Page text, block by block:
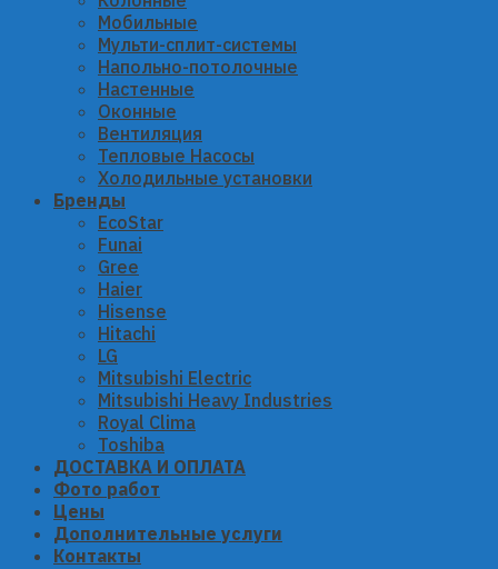
Мобильные
Мульти-сплит-системы
Напольно-потолочные
Настенные
Оконные
Вентиляция
Тепловые Насосы
Холодильные установки
Бренды
EcoStar
Funai
Gree
Haier
Hisense
Hitachi
LG
Mitsubishi Electric
Mitsubishi Heavy Industries
Royal Clima
Toshiba
ДОСТАВКА И ОПЛАТА
Фото работ
Цены
Дополнительные услуги
Контакты